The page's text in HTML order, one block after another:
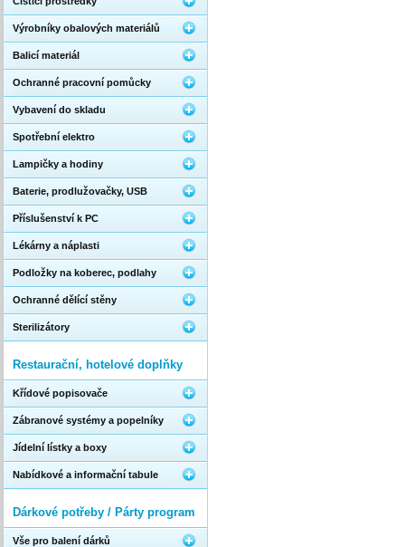
Výrobníky obalových materiálů
Balicí materiál
Ochranné pracovní pomůcky
Vybavení do skladu
Spotřební elektro
Lampičky a hodiny
Baterie, prodlužovačky, USB
Příslušenství k PC
Lékárny a náplasti
Podložky na koberec, podlahy
Ochranné dělící stěny
Sterilizátory
Restaurační, hotelové doplňky
Křídové popisovače
Zábranové systémy a popelníky
Jídelní lístky a boxy
Nabídkové a informační tabule
Dárkové potřeby / Párty program
Vše pro balení dárků